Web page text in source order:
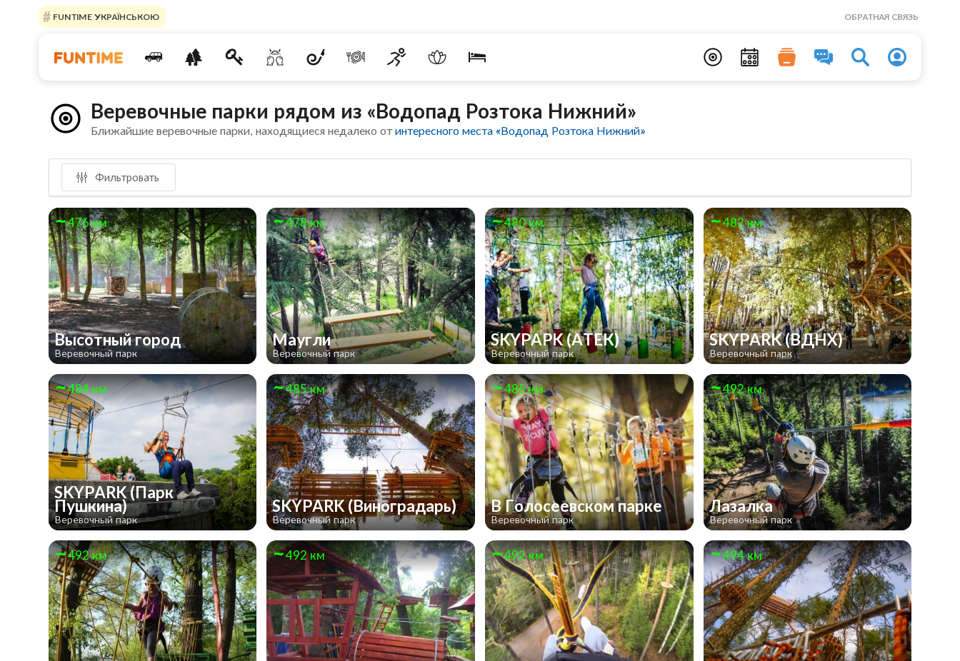
FUNTIME УКРАЇНСЬКОЮ ОБРАТНАЯ СВЯЗЬ
Веревочные парки рядом из «Водопад Розтока Нижний»
Ближайшие веревочные парки, находящиеся недалеко отинтересного места «Водопад Розтока Нижний»
Фильтровать
476 км
Высотный город
Веревочный парк
478 км
Маугли
Веревочный парк
480 км
SKYPAPK (АТЕК)
Веревочный парк
482 км
SKYPARK (ВДНХ)
Веревочный парк
484 км
SKYPARK (Парк
Пушкина)
Веревочный парк
485 км
SKYPARK (Виноградарь)
Веревочный парк
485 км
В Голосеевском парке
Веревочный парк
492 км
Лазалка
Веревочный парк
492 км 492 км 492 км 494 км